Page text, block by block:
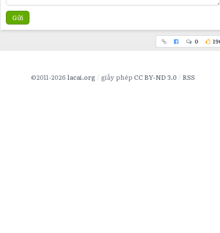
Gửi
0
©2011-2026 lacai.org giấy phép CC BY-ND 3.0 RSS